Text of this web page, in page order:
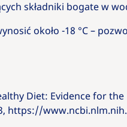
składniki bogate w
około -18 °C –
Diet: Evidence for
https://